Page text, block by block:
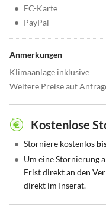
• EC-Karte
• PayPal
Anmerkungen
Klimaanlage inklusive
Weitere Preise auf
Kostenlose
• Storniere kostenlos
• Um eine Stornierung
Frist direkt an den
direkt im Inserat.